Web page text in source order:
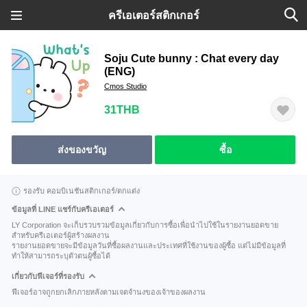
ครีเอเตอร์สติกเกอร์
Soju Cute bunny : Chat every day
(ENG)
Cmos Studio
31THB
ส่งของขวัญ ซื้อ
รองรับ คอมบิเนชันสติกเกอร์/ตกแต่ง
ข้อมูลที่ LINE แชร์กับครีเอเตอร์
LY Corporation จะเก็บรวบรวมข้อมูลเกี่ยวกับการซื้อเพื่อนำไปใช้ในรายงานยอดขาย
สำหรับครีเอเตอร์ผู้สร้างผลงาน
รายงานยอดขายจะมีข้อมูลวันที่ซื้อผลงานและประเทศที่ใช้งานของผู้ซื้อ แต่ไม่มีข้อมูลที่
ทำให้สามารถระบุตัวตนผู้ซื้อได้
เกี่ยวกับฟีเจอร์ที่รองรับ
ฟีเจอร์อาจถูกยกเลิกภายหลังตามเจตจำนงของเจ้าของผลงาน